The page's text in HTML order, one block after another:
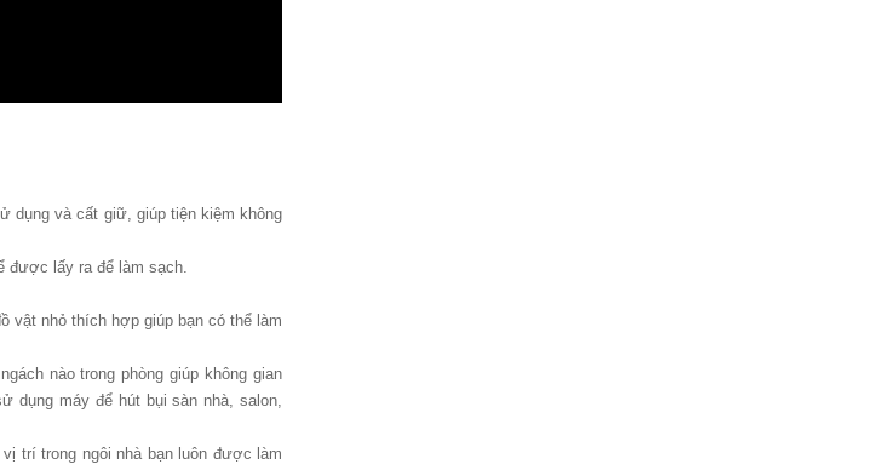
dụng và cất giữ, giúp tiện kiệm không
được lấy ra để làm sạch.
vật nhỏ thích hợp giúp bạn có thể làm
nào trong phòng giúp không gian
dụng máy để hút bụi sàn nhà, salon,
trí trong ngôi nhà bạn luôn được làm